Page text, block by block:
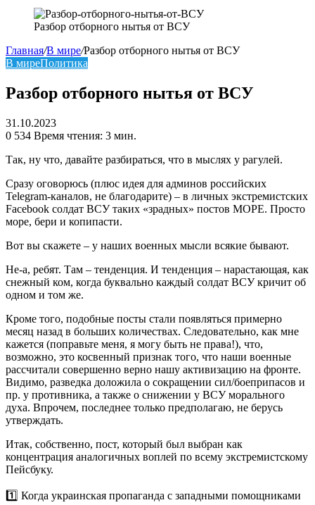
Разбор отборного нытья от ВСУ
Главная/В мире/Разбор отборного нытья от ВСУ
В миреПолитика
Разбор отборного нытья от ВСУ
31.10.2023
0 534 Время чтения: 3 мин.
Так, ну что, давайте разбираться, что в мыслях у рагулей.
Сразу оговорюсь (плюс идея для админов российских
Telegram-каналов, не благодарите) – в личных экстремистских
Facebook солдат ВСУ таких «зрадных» постов МОРЕ. Просто
море, бери и копипасти.
Вот вы скажете – у наших военных мысли всякие бывают.
Не-а, ребят. Там – тенденция. И тенденция – нарастающая, как
снежный ком, когда буквально каждый солдат ВСУ кричит об
одном и том же.
Кроме того, подобные посты стали появляться примерно
месяц назад в больших количествах. Следовательно, как мне
кажется (поправьте меня, я могу быть не права!), что,
возможно, это косвенный признак того, что наши военные
рассчитали совершенно верно нашу активизацию на фронте.
Видимо, разведка доложила о сокращении сил/боеприпасов и
пр. у противника, а также о снижении у ВСУ морального
духа. Впрочем, последнее только предполагаю, не берусь
утверждать.
Итак, собственно, пост, который был выбран как
концентрация аналогичных воплей по всему экстремистскому
Пейсбуку.
1️⃣ Когда украинская пропаганда с западными помощниками